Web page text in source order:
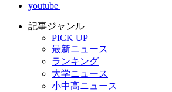
youtube
記事ジャンル
PICK UP
最新ニュース
ランキング
大学ニュース
小中高ニュース